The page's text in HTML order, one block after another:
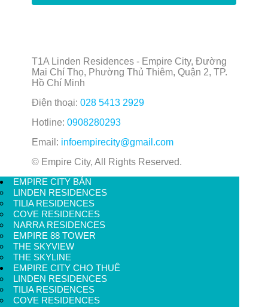
T1A Linden Residences - Empire City, Đường
Mai Chí Thọ, Phường Thủ Thiêm, Quận 2, TP.
Hồ Chí Minh
Điện thoại: 028 5413 2929
Hotline: 0908280293
Email: infoempirecity@gmail.com
© Empire City, All Rights Reserved.
EMPIRE CITY BÁN
LINDEN RESIDENCES
TILIA RESIDENCES
COVE RESIDENCES
NARRA RESIDENCES
EMPIRE 88 TOWER
THE SKYVIEW
THE SKYLINE
EMPIRE CITY CHO THUÊ
LINDEN RESIDENCES
TILIA RESIDENCES
COVE RESIDENCES